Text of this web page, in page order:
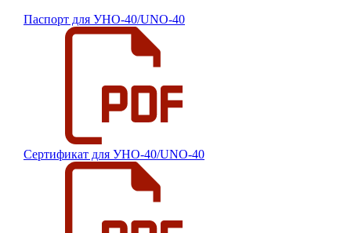
Паспорт для УНО-40/UNO-40
Сертификат для УНО-40/UNO-40